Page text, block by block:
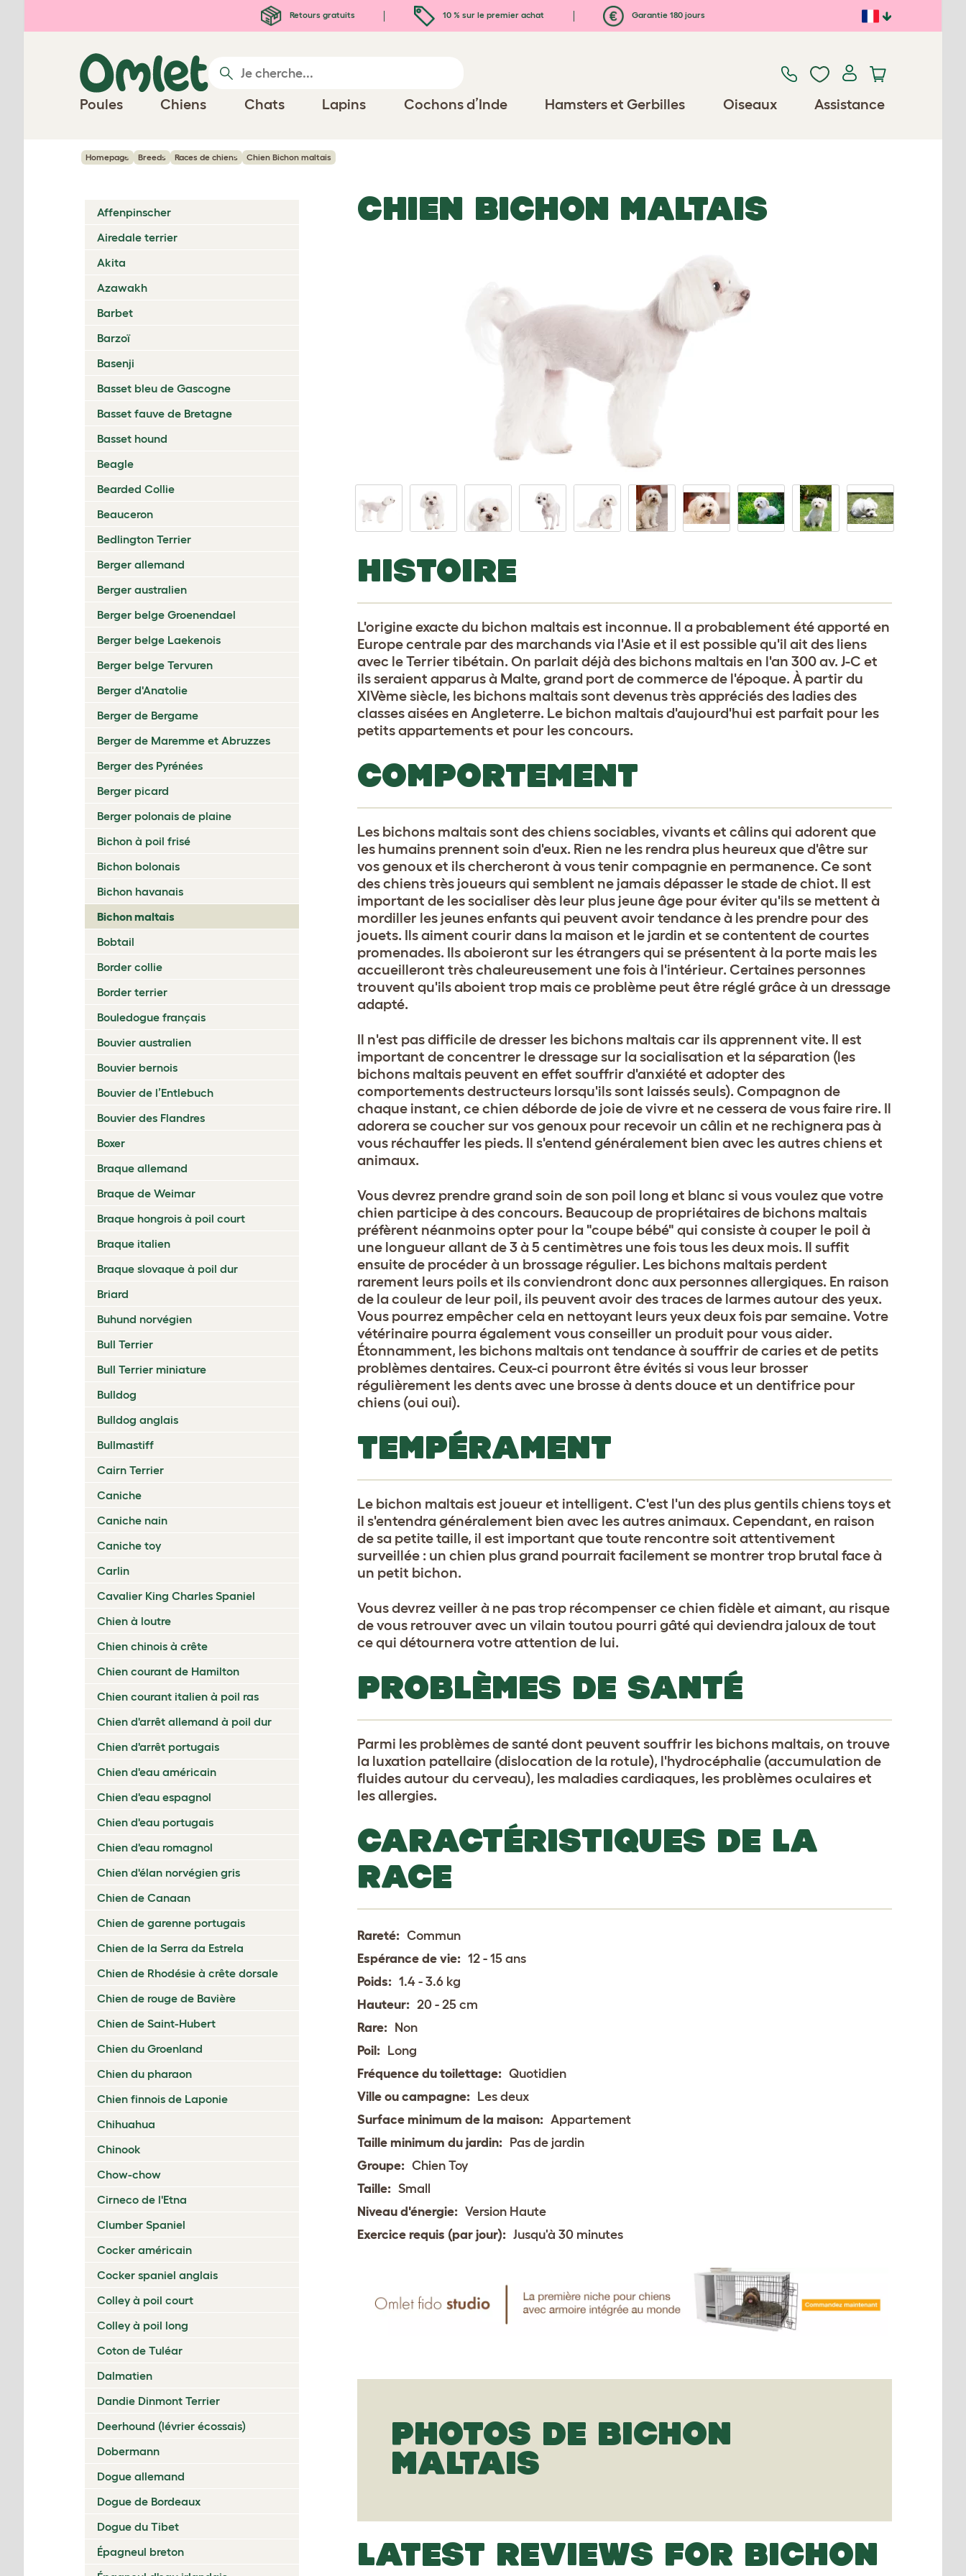
Retours gratuits 10 % sur le premier achat Garantie 180 jours
Poules Chiens Chats Lapins Cochons d’Inde Hamsters et Gerbilles Oiseaux Assistance
Homepage Breeds Races de chiens Chien Bichon maltais
Affenpinscher
Airedale terrier
Akita
Azawakh
Barbet
Barzoï
Basenji
Basset bleu de Gascogne
Basset fauve de Bretagne
Basset hound
Beagle
Bearded Collie
Beauceron
Bedlington Terrier
Berger allemand
Berger australien
Berger belge Groenendael
Berger belge Laekenois
Berger belge Tervuren
Berger d'Anatolie
Berger de Bergame
Berger de Maremme et Abruzzes
Berger des Pyrénées
Berger picard
Berger polonais de plaine
Bichon à poil frisé
Bichon bolonais
Bichon havanais
Bichon maltais
Bobtail
Border collie
Border terrier
Bouledogue français
Bouvier australien
Bouvier bernois
Bouvier de l’Entlebuch
Bouvier des Flandres
Boxer
Braque allemand
Braque de Weimar
Braque hongrois à poil court
Braque italien
Braque slovaque à poil dur
Briard
Buhund norvégien
Bull Terrier
Bull Terrier miniature
Bulldog
Bulldog anglais
Bullmastiff
Cairn Terrier
Caniche
Caniche nain
Caniche toy
Carlin
Cavalier King Charles Spaniel
Chien à loutre
Chien chinois à crête
Chien courant de Hamilton
Chien courant italien à poil ras
Chien d'arrêt allemand à poil dur
Chien d'arrêt portugais
Chien d'eau américain
Chien d'eau espagnol
Chien d'eau portugais
Chien d'eau romagnol
Chien d'élan norvégien gris
Chien de Canaan
Chien de garenne portugais
Chien de la Serra da Estrela
Chien de Rhodésie à crête dorsale
Chien de rouge de Bavière
Chien de Saint-Hubert
Chien du Groenland
Chien du pharaon
Chien finnois de Laponie
Chihuahua
Chinook
Chow-chow
Cirneco de l'Etna
Clumber Spaniel
Cocker américain
Cocker spaniel anglais
Colley à poil court
Colley à poil long
Coton de Tuléar
Dalmatien
Dandie Dinmont Terrier
Deerhound (lévrier écossais)
Dobermann
Dogue allemand
Dogue de Bordeaux
Dogue du Tibet
Épagneul breton
CHIEN BICHON MALTAIS
HISTOIRE
L'origine exacte du bichon maltais est inconnue. Il a probablement été apporté en
Europe centrale par des marchands via l'Asie et il est possible qu'il ait des liens
avec le Terrier tibétain. On parlait déjà des bichons maltais en l'an 300 av. J-C et
ils seraient apparus à Malte, grand port de commerce de l'époque. À partir du
XIVème siècle, les bichons maltais sont devenus très appréciés des ladies des
classes aisées en Angleterre. Le bichon maltais d'aujourd'hui est parfait pour les
petits appartements et pour les concours.
COMPORTEMENT
Les bichons maltais sont des chiens sociables, vivants et câlins qui adorent que
les humains prennent soin d'eux. Rien ne les rendra plus heureux que d'être sur
vos genoux et ils chercheront à vous tenir compagnie en permanence. Ce sont
des chiens très joueurs qui semblent ne jamais dépasser le stade de chiot. Il est
important de les socialiser dès leur plus jeune âge pour éviter qu'ils se mettent à
mordiller les jeunes enfants qui peuvent avoir tendance à les prendre pour des
jouets. Ils aiment courir dans la maison et le jardin et se contentent de courtes
promenades. Ils aboieront sur les étrangers qui se présentent à la porte mais les
accueilleront très chaleureusement une fois à l'intérieur. Certaines personnes
trouvent qu'ils aboient trop mais ce problème peut être réglé grâce à un dressage
adapté.
Il n'est pas difficile de dresser les bichons maltais car ils apprennent vite. Il est
important de concentrer le dressage sur la socialisation et la séparation (les
bichons maltais peuvent en effet souffrir d'anxiété et adopter des
comportements destructeurs lorsqu'ils sont laissés seuls). Compagnon de
chaque instant, ce chien déborde de joie de vivre et ne cessera de vous faire rire. Il
adorera se coucher sur vos genoux pour recevoir un câlin et ne rechignera pas à
vous réchauffer les pieds. Il s'entend généralement bien avec les autres chiens et
animaux.
Vous devrez prendre grand soin de son poil long et blanc si vous voulez que votre
chien participe à des concours. Beaucoup de propriétaires de bichons maltais
préfèrent néanmoins opter pour la "coupe bébé" qui consiste à couper le poil à
une longueur allant de 3 à 5 centimètres une fois tous les deux mois. Il suffit
ensuite de procéder à un brossage régulier. Les bichons maltais perdent
rarement leurs poils et ils conviendront donc aux personnes allergiques. En raison
de la couleur de leur poil, ils peuvent avoir des traces de larmes autour des yeux.
Vous pourrez empêcher cela en nettoyant leurs yeux deux fois par semaine. Votre
vétérinaire pourra également vous conseiller un produit pour vous aider.
Étonnamment, les bichons maltais ont tendance à souffrir de caries et de petits
problèmes dentaires. Ceux-ci pourront être évités si vous leur brosser
régulièrement les dents avec une brosse à dents douce et un dentifrice pour
chiens (oui oui).
TEMPÉRAMENT
Le bichon maltais est joueur et intelligent. C'est l'un des plus gentils chiens toys et
il s'entendra généralement bien avec les autres animaux. Cependant, en raison
de sa petite taille, il est important que toute rencontre soit attentivement
surveillée : un chien plus grand pourrait facilement se montrer trop brutal face à
un petit bichon.
Vous devrez veiller à ne pas trop récompenser ce chien fidèle et aimant, au risque
de vous retrouver avec un vilain toutou pourri gâté qui deviendra jaloux de tout
ce qui détournera votre attention de lui.
PROBLÈMES DE SANTÉ
Parmi les problèmes de santé dont peuvent souffrir les bichons maltais, on trouve
la luxation patellaire (dislocation de la rotule), l'hydrocéphalie (accumulation de
fluides autour du cerveau), les maladies cardiaques, les problèmes oculaires et
les allergies.
CARACTÉRISTIQUES DE LA
RACE
Rareté: Commun
Espérance de vie: 12 - 15 ans
Poids: 1.4 - 3.6 kg
Hauteur: 20 - 25 cm
Rare: Non
Poil: Long
Fréquence du toilettage: Quotidien
Ville ou campagne: Les deux
Surface minimum de la maison: Appartement
Taille minimum du jardin: Pas de jardin
Groupe: Chien Toy
Taille: Small
Niveau d'énergie: Version Haute
Exercice requis (par jour): Jusqu'à 30 minutes
PHOTOS DE BICHON
MALTAIS
LATEST REVIEWS FOR BICHON